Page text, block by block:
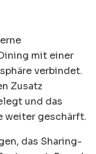
mit einer
verbindet.
Zusatz
und das
weiter geschärft.
das Sharing-